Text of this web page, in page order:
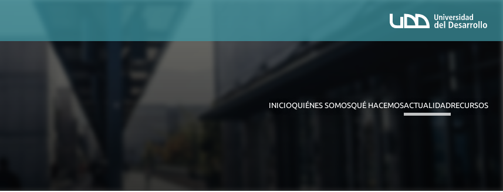
INICIOQUIÉNES SOMOSQUÉ HACEMOSACTUALIDADRECURSOS